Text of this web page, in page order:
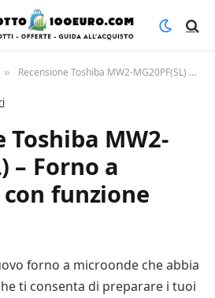
» Recensione Toshiba MW2-MG20PF(SL) – Forno a microonde con funzione grill
Toshiba MW2-
– Forno a
funzione
forno a microonde che abbia
ti consenta di preparare i tuoi